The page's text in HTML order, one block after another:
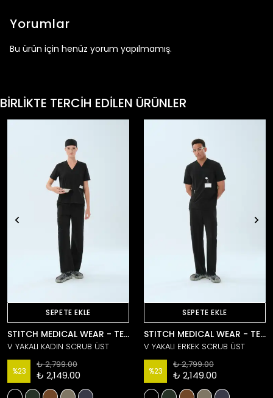
Yorumlar
Bu ürün için henüz yorum yapılmamış.
BİRLİKTE TERCİH EDİLEN ÜRÜNLER
SEPETE EKLE
STITCH MEDICAL WEAR - TECHNICAL COLLECTION
V YAKALI KADIN SCRUB ÜST
%23
₺ 2,799.00
₺ 2,149.00
SEPETE EKLE
STITCH MEDICAL WEAR - TECHNICAL COLLECTION
V YAKALI ERKEK SCRUB ÜST
%23
₺ 2,799.00
₺ 2,149.00